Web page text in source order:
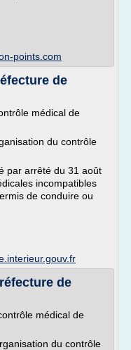
points.com
de
médical de
du contrôle
par arrêté du 31 août
incompatibles
de conduire ou
de
médical de
du contrôle